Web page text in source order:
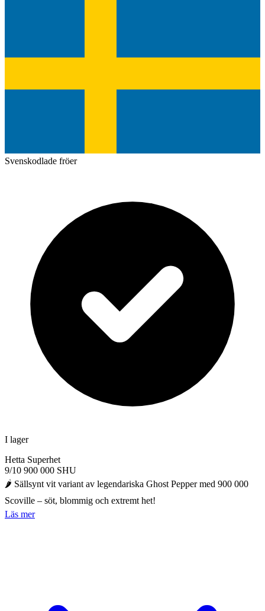
Svenskodlade fröer
I lager
Hetta Superhet
9/10 900 000 SHU
🌶️ Sällsynt vit variant av legendariska Ghost Pepper med 900 000
Scoville – söt, blommig och extremt het!
Läs mer